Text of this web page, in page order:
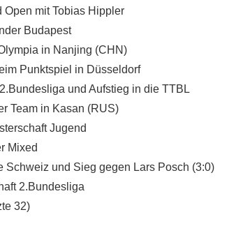
Open mit Tobias Hippler
Budapest
in Nanjing (CHN)
Punktspiel in Düsseldorf
und Aufstieg in die TTBL
Team in Kasan (RUS)
Jugend
Mixed
Schweiz und Sieg gegen Lars Posch (3:0)
2.Bundesliga
32)